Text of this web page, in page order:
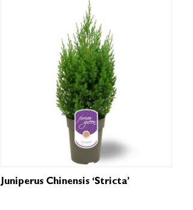
Juniperus Chinensis ‘Stricta’